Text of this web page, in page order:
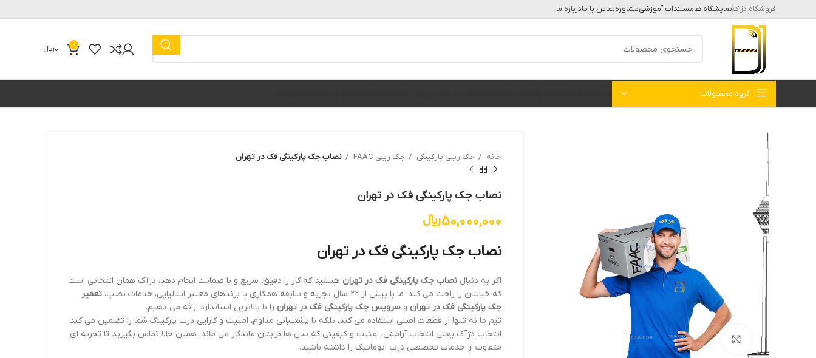
فروشگاه دژاکنمایشگاه هامستندات آموزشیمشاورهتماس با مادرباره ما
0
0﷼
گروه محصولات
بزرگنمایی تصویر
خانه جک ریلی پارکینگی جک ریلی FAAC نصاب جک پارکینگی فک در تهران
نصاب جک پارکینگی فک در تهران
50,000,000﷼
نصاب جک پارکینگی فک در تهران
اگر به دنبالنصاب جک پارکینگی فک در تهران هستید که کار را دقیق، سریع و با ضمانت انجام دهد، دژآک همان انتخابی است
که خیالتان را راحت می کند. ما با بیش از 22 سال تجربه و سابقه همکاری با برندهای معتبر ایتالیایی، خدمات نصب،
تعمیر
جک پارکینگی فک در تهران وسرویس جک پارکینگی فک در تهران را با بالاترین استاندارد ارائه می دهیم.
تیم ما نه تنها از قطعات اصلی استفاده می کند، بلکه با پشتیبانی مداوم، امنیت و کارایی درب پارکینگ شما را تضمین می کند.
انتخاب دژآک یعنی انتخاب آرامش، امنیت و کیفیتی که سال ها برایتان ماندگار می ماند. همین حالا تماس بگیرید تا تجربه ای
متفاوت از خدمات تخصصی درب اتوماتیک را داشته باشید.